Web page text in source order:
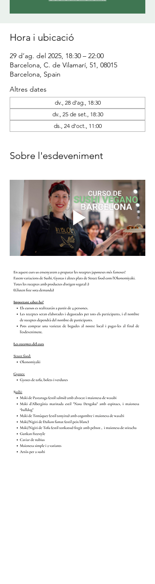
Hora i ubicació
29 d’ag. del 2025, 18:30 – 22:00
Barcelona, C. de Vilamarí, 51, 08015
Barcelona, Spain
Altres dates
dv., 28 d’ag., 18:30
dv., 25 de set., 18:30
ds., 24 d’oct., 11:00
Sobre l'esdeveniment